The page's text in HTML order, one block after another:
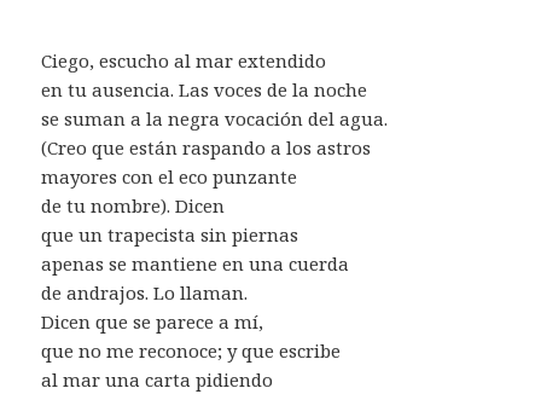
Ciego, escucho al mar extendido
en tu ausencia. Las voces de la noche
se suman a la negra vocación del agua.
(Creo que están raspando a los astros
mayores con el eco punzante
de tu nombre). Dicen
que un trapecista sin piernas
apenas se mantiene en una cuerda
de andrajos. Lo llaman.
Dicen que se parece a mí,
que no me reconoce; y que escribe
al mar una carta pidiendo